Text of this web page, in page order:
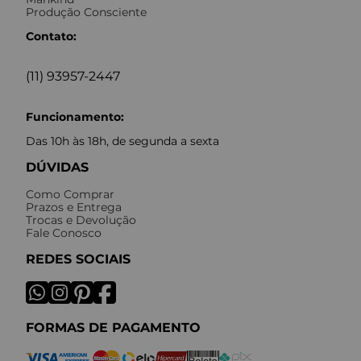
Produção Consciente
Contato:
(11) 93957-2447
Funcionamento:
Das 10h às 18h, de segunda a sexta
DÚVIDAS
Como Comprar
Prazos e Entrega
Trocas e Devolução
Fale Conosco
REDES SOCIAIS
FORMAS DE PAGAMENTO